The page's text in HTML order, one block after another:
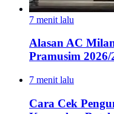
7 menit lalu
Alasan AC
Pramusim 2026/
7 menit lalu
Cara Cek